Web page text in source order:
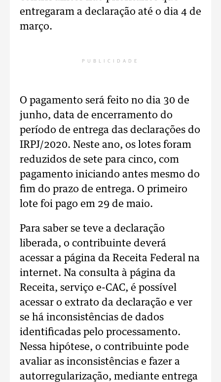
entregaram a declaração até o dia 4 de
março.
PUBLICIDADE
O pagamento será feito no dia 30 de
junho, data de encerramento do
período de entrega das declarações do
IRPJ/2020. Neste ano, os lotes foram
reduzidos de sete para cinco, com
pagamento iniciando antes mesmo do
fim do prazo de entrega. O primeiro
lote foi pago em 29 de maio.
Para saber se teve a declaração
liberada, o contribuinte deverá
acessar a página da Receita Federal na
internet. Na consulta à página da
Receita, serviço e-CAC, é possível
acessar o extrato da declaração e ver
se há inconsistências de dados
identificadas pelo processamento.
Nessa hipótese, o contribuinte pode
avaliar as inconsistências e fazer a
autorregularização, mediante entrega